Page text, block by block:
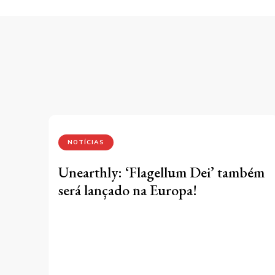
NOTÍCIAS
Unearthly: ‘Flagellum Dei’ também
será lançado na Europa!